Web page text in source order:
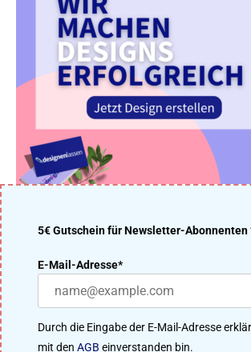
DER DESIGNENLASSEN.DE BLOG –
ERFOLGREICH
Viele Designer aus unserer 91.200 Mitglieder
treten im kreativen Wettbewerb um das beste
5€ Gutschein für Newsletter-Abonnenten
E-Mail-Adresse*
Durch die Eingabe der E-Mail-Adresse
mit den AGB einverstanden bin.